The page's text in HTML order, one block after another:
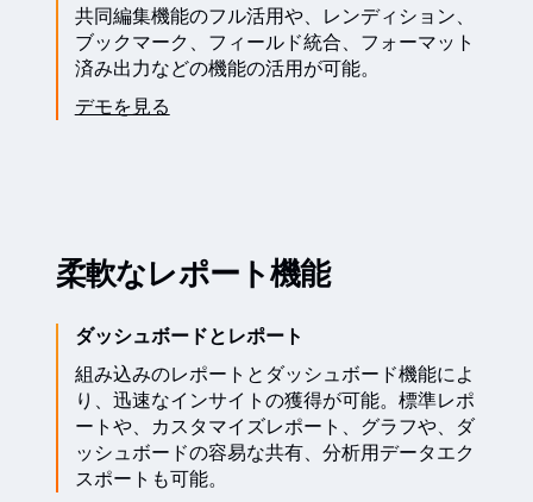
共同編集機能のフル活用や、レンディション、
ブックマーク、フィールド統合、フォーマット
済み出力などの機能の活用が可能。
デモを見る
柔軟なレポート機能
ダッシュボードとレポート
組み込みのレポートとダッシュボード機能によ
り、迅速なインサイトの獲得が可能。標準レポ
ートや、カスタマイズレポート、グラフや、ダ
ッシュボードの容易な共有、分析用データエク
スポートも可能。